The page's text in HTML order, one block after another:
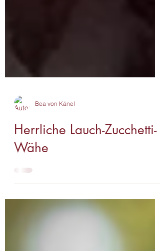
Bea von Känel
Herrliche Lauch-Zucchetti-
Wähe